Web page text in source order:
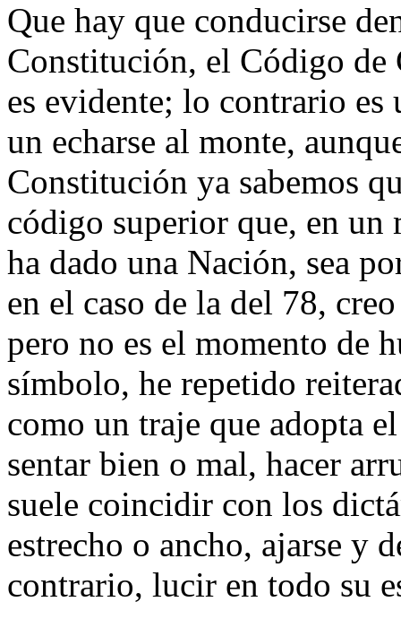
Que hay que conducirse
Constitución, el Código
es evidente; lo contrario es
un echarse al monte,
Constitución ya sabemos
código superior que, en un
ha dado una Nación, sea
en el caso de la del 78,
pero no es el momento de
símbolo, he repetido
como un traje que adopta
sentar bien o mal, hacer
suele coincidir con los
estrecho o ancho, ajarse y
contrario, lucir en todo su